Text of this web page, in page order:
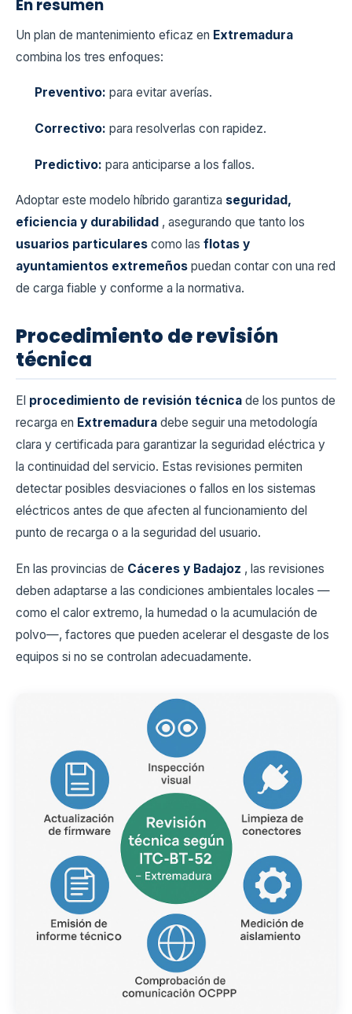
En resumen
Un plan de mantenimiento eficaz en Extremadura
combina los tres enfoques:
Preventivo: para evitar averías.
Correctivo: para resolverlas con rapidez.
Predictivo: para anticiparse a los fallos.
Adoptar este modelo híbrido garantiza seguridad,
eficiencia y durabilidad , asegurando que tanto los
usuarios particulares como las flotas y
ayuntamientos extremeños puedan contar con una red
de carga fiable y conforme a la normativa.
Procedimiento de revisión
técnica
El procedimiento de revisión técnica de los puntos de
recarga en Extremadura debe seguir una metodología
clara y certificada para garantizar la seguridad eléctrica y
la continuidad del servicio. Estas revisiones permiten
detectar posibles desviaciones o fallos en los sistemas
eléctricos antes de que afecten al funcionamiento del
punto de recarga o a la seguridad del usuario.
En las provincias de Cáceres y Badajoz , las revisiones
deben adaptarse a las condiciones ambientales locales —
como el calor extremo, la humedad o la acumulación de
polvo—, factores que pueden acelerar el desgaste de los
equipos si no se controlan adecuadamente.